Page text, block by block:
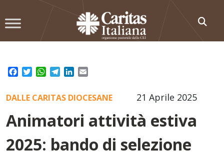
to
Facebook
TwitterWhatsApp
TelegramLinkedIn
21 Aprile 2025
DALLE CARITAS DIOCESANE
Animatori attività estiva
2025: bando di selezione